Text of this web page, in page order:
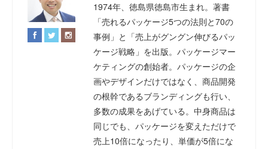
1974年、徳島県徳島市生まれ。著書
「売れるパッケージ5つの法則と70の
事例」と「売上がグングン伸びるパッ
ケージ戦略」を出版。パッケージマー
ケティングの創始者。パッケージの企
画やデザインだけではなく、商品開発
の根幹であるブランディングも行い、
多数の成果をあげている。中身商品は
同じでも、パッケージを変えただけで
売上10倍になったり、単価が5倍にな